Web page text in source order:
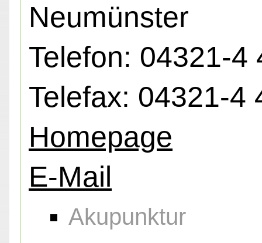
Neumünster
Telefon: 04321-4
Telefax: 04321-4
Homepage
E-Mail
Akupunktur